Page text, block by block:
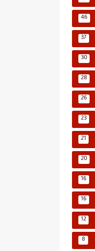
46
37
30
28
26
23
21
20
16
16
12
8